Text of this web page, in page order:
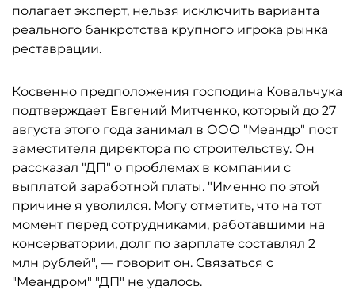
полагает эксперт, нельзя исключить варианта
реального банкротства крупного игрока рынка
реставрации.
Косвенно предположения господина Ковальчука
подтверждает Евгений Митченко, который до 27
августа этого года занимал в ООО "Меандр" пост
заместителя директора по строительству. Он
рассказал "ДП" о проблемах в компании с
выплатой заработной платы. "Именно по этой
причине я уволился. Могу отметить, что на тот
момент перед сотрудниками, работавшими на
консерватории, долг по зарплате составлял 2
млн рублей", — говорит он. Связаться с
"Меандром" "ДП" не удалось.